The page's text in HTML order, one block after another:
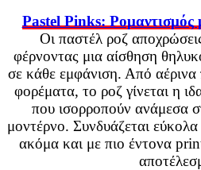
Pastel Pinks: Ρομαντισμός
Οι παστέλ ροζ
φέρνοντας μια αίσθηση
σε κάθε εμφάνιση. Από
φορέματα, το ροζ γίνεται η
που ισορροπούν ανάμεσα
μοντέρνο. Συνδυάζεται
ακόμα και με πιο έντονα